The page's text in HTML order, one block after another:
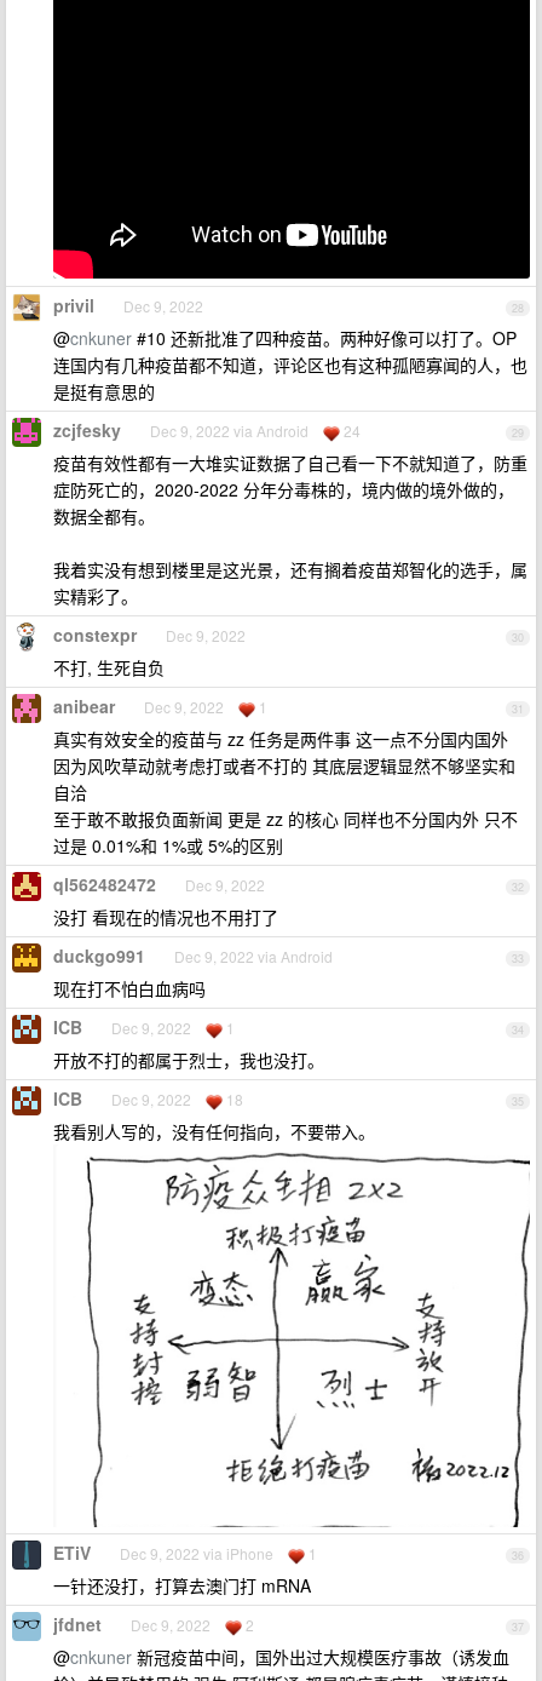
28
privil Dec 9, 2022
@cnkuner #10 还新批准了四种疫苗。两种好像可以打了。OP
连国内有几种疫苗都不知道，评论区也有这种孤陋寡闻的人，也
是挺有意思的
29
zcjfesky Dec 9, 2022 via Android 24
疫苗有效性都有一大堆实证数据了自己看一下不就知道了，防重
症防死亡的，2020-2022 分年分毒株的，境内做的境外做的，
数据全都有。
我着实没有想到楼里是这光景，还有搁着疫苗郑智化的选手，属
实精彩了。
30
constexpr Dec 9, 2022
不打, 生死自负
31
anibear Dec 9, 2022 1
真实有效安全的疫苗与 zz 任务是两件事 这一点不分国内国外
因为风吹草动就考虑打或者不打的 其底层逻辑显然不够坚实和
自洽
至于敢不敢报负面新闻 更是 zz 的核心 同样也不分国内外 只不
过是 0.01%和 1%或 5%的区别
32
ql562482472 Dec 9, 2022
没打 看现在的情况也不用打了
33
duckgo991 Dec 9, 2022 via Android
现在打不怕白血病吗
34
ICB Dec 9, 2022 1
开放不打的都属于烈士，我也没打。
35
ICB Dec 9, 2022 18
我看别人写的，没有任何指向，不要带入。
36
ETiV Dec 9, 2022 via iPhone 1
一针还没打，打算去澳门打 mRNA
37
jfdnet Dec 9, 2022 2
@cnkuner 新冠疫苗中间，国外出过大规模医疗事故（诱发血